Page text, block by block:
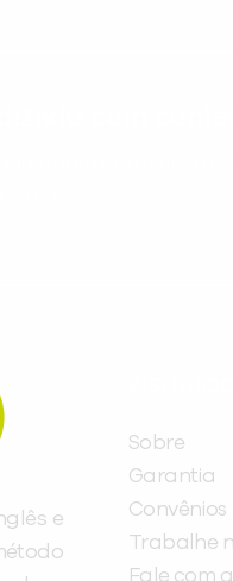
e
Sobre
Garantia
Convênios
Trabalhe
Fale com